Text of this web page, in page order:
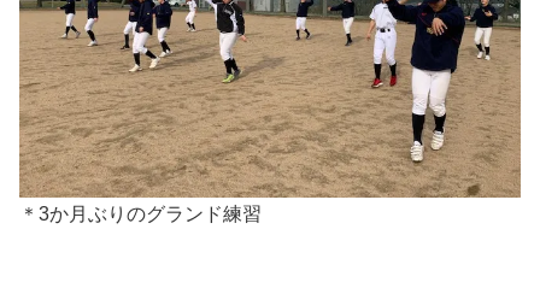
＊3か月ぶりのグランド練習